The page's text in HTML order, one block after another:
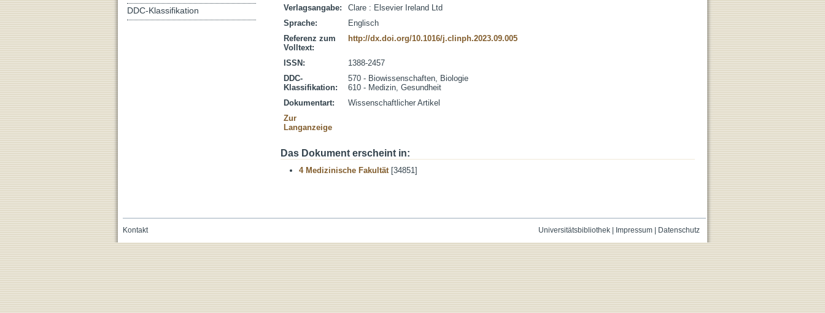
Verlagsangabe:
Clare : Elsevier Ireland Ltd
Sprache:
Englisch
Referenz zum
Volltext:
http://dx.doi.org/10.1016/j.clinph.2023.09.005
ISSN:
1388-2457
DDC-
Klassifikation:
570 - Biowissenschaften, Biologie
610 - Medizin, Gesundheit
Dokumentart:
Wissenschaftlicher Artikel
Zur
Langanzeige
Das Dokument erscheint in:
4 Medizinische Fakultät[34851]
DDC-Klassifikation
Universitätsbibliothek| Impressum| Datenschutz
Kontakt